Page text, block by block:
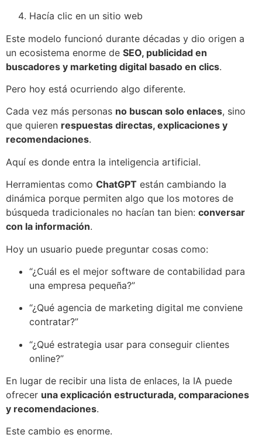
Hacía clic en un sitio web
Este modelo funcionó durante décadas y dio origen a
un ecosistema enorme de SEO, publicidad en
buscadores y marketing digital basado en clics.
Pero hoy está ocurriendo algo diferente.
Cada vez más personas no buscan solo enlaces, sino
que quieren respuestas directas, explicaciones y
recomendaciones.
Aquí es donde entra la inteligencia artificial.
Herramientas como ChatGPT están cambiando la
dinámica porque permiten algo que los motores de
búsqueda tradicionales no hacían tan bien: conversar
con la información.
Hoy un usuario puede preguntar cosas como:
“¿Cuál es el mejor software de contabilidad para
una empresa pequeña?”
“¿Qué agencia de marketing digital me conviene
contratar?”
“¿Qué estrategia usar para conseguir clientes
online?”
En lugar de recibir una lista de enlaces, la IA puede
ofrecer una explicación estructurada, comparaciones
y recomendaciones.
Este cambio es enorme.